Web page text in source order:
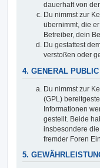
dauerhaft von
Du nimmst zur
übernimmt, die
Betreiber, dein
Du gestattest
verstoßen oder
4. GENERAL
Du nimmst zur
(GPL)
Informationen
gestellt. Beide
insbesondere
fremder Foren
5.